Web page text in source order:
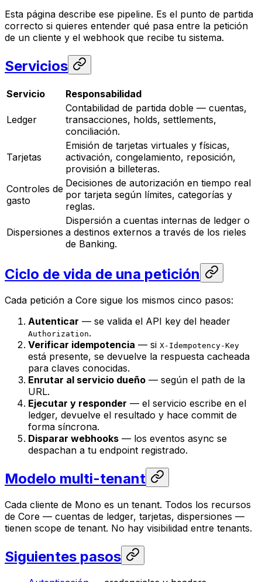
Esta página describe ese pipeline. Es el punto de partida
correcto si quieres entender qué pasa entre la petición
de un cliente y el webhook que recibe tu sistema.
Servicios
Servicio Responsabilidad
Ledger
Contabilidad de partida doble — cuentas,
transacciones, holds, settlements,
conciliación.
Tarjetas
Emisión de tarjetas virtuales y físicas,
activación, congelamiento, reposición,
provisión a billeteras.
Controles de
gasto
Decisiones de autorización en tiempo real
por tarjeta según límites, categorías y
reglas.
Dispersiones
Dispersión a cuentas internas de ledger o
a destinos externos a través de los rieles
de Banking.
Ciclo de vida de una petición
Cada petición a Core sigue los mismos cinco pasos:
Autenticar — se valida el API key del header
Authorization.
Verificar idempotencia — si X-Idempotency-Key
está presente, se devuelve la respuesta cacheada
para claves conocidas.
Enrutar al servicio dueño — según el path de la
URL.
Ejecutar y responder — el servicio escribe en el
ledger, devuelve el resultado y hace commit de
forma síncrona.
Disparar webhooks — los eventos async se
despachan a tu endpoint registrado.
Modelo multi-tenant
Cada cliente de Mono es un tenant. Todos los recursos
de Core — cuentas de ledger, tarjetas, dispersiones —
tienen scope de tenant. No hay visibilidad entre tenants.
Siguientes pasos